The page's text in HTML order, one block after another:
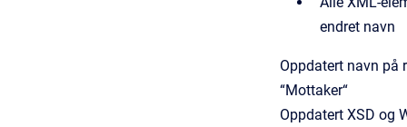
endret navn
Oppdatert navn på
“Mottaker“
Oppdatert XSD og